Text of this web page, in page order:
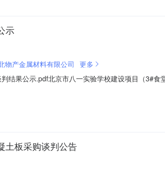
示
物产金属材料有限公司
更多
结果公示.pdf北京市八一实验学校建设项目（3#食
学校建设项目经理部会议室进行了响应文件开启会
土板采购谈判公告